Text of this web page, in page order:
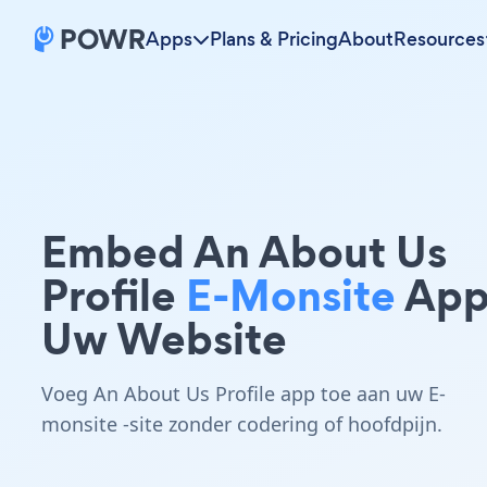
Apps Plans & PricingAboutResources
Embed An About Us
Profile E-Monsite
Uw Website
Voeg An About Us Profile app toe aan uw E-
monsite -site zonder codering of hoofdpijn.